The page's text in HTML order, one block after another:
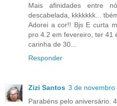
Mais afinidades entre
descabelada, kkkkkkk...
Adorei a cor!! Bjs E curta
pro 4.2 em fevereiro, ter 41
carinha de 30...
Responder
Zizi Santos 3 de
Parabéns pelo aniversário.